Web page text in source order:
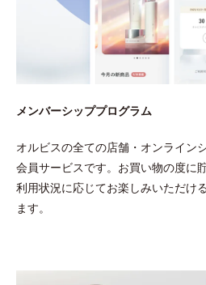
メンバーシッププログラム
オルビスの全ての店舗・オンライン
会員サービスです。お買い物の度に
利用状況に応じてお楽しみいただけ
ます。